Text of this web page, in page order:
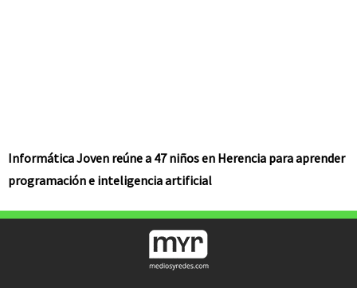
Informática Joven reúne a 47 niños en Herencia para aprender
programación e inteligencia artificial